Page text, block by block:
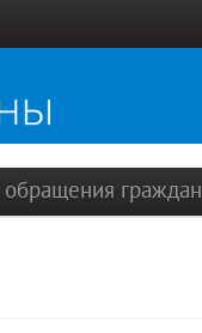
обращения граждан